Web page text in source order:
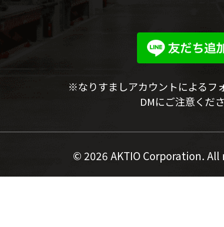
※なりすましアカウントによるフ
DMにご注意くだ
© 2026 AKTIO Corporation.